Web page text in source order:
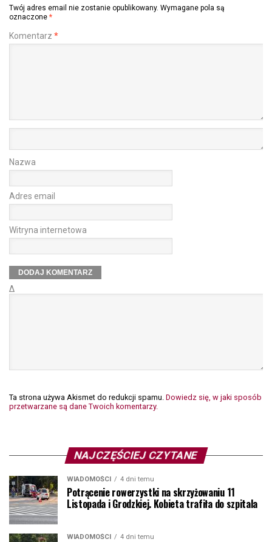
Twój adres email nie zostanie opublikowany. Wymagane pola są
oznaczone *
Komentarz *
Nazwa
Adres email
Witryna internetowa
Δ
Ta strona używa Akismet do redukcji spamu. Dowiedz się, w jaki sposób
przetwarzane są dane Twoich komentarzy.
NAJCZĘŚCIEJ CZYTANE
WIADOMOŚCI 4 dni temu
Potrącenie rowerzystki na skrzyżowaniu 11
Listopada i Grodzkiej. Kobieta trafiła do szpitala
WIADOMOŚCI 4 dni temu